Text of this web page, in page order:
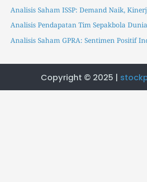
I
n
s
t
a
g
r
T
r
a
k
t
e
e
Analisis Saham ISSP: Demand Naik,
Analisis Pendapatan Tim Sepakbola
Analisis Saham GPRA: Sentimen Positif
Copyright © 2025 |